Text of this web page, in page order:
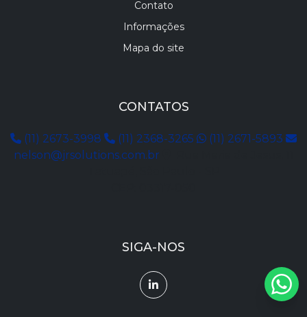
Contato
Informações
Mapa do site
CONTATOS
(11) 2673-3998 (11) 2368-3265
(11) 2671-5893
nelson@jrsolutions.com.br
SIGA-NOS